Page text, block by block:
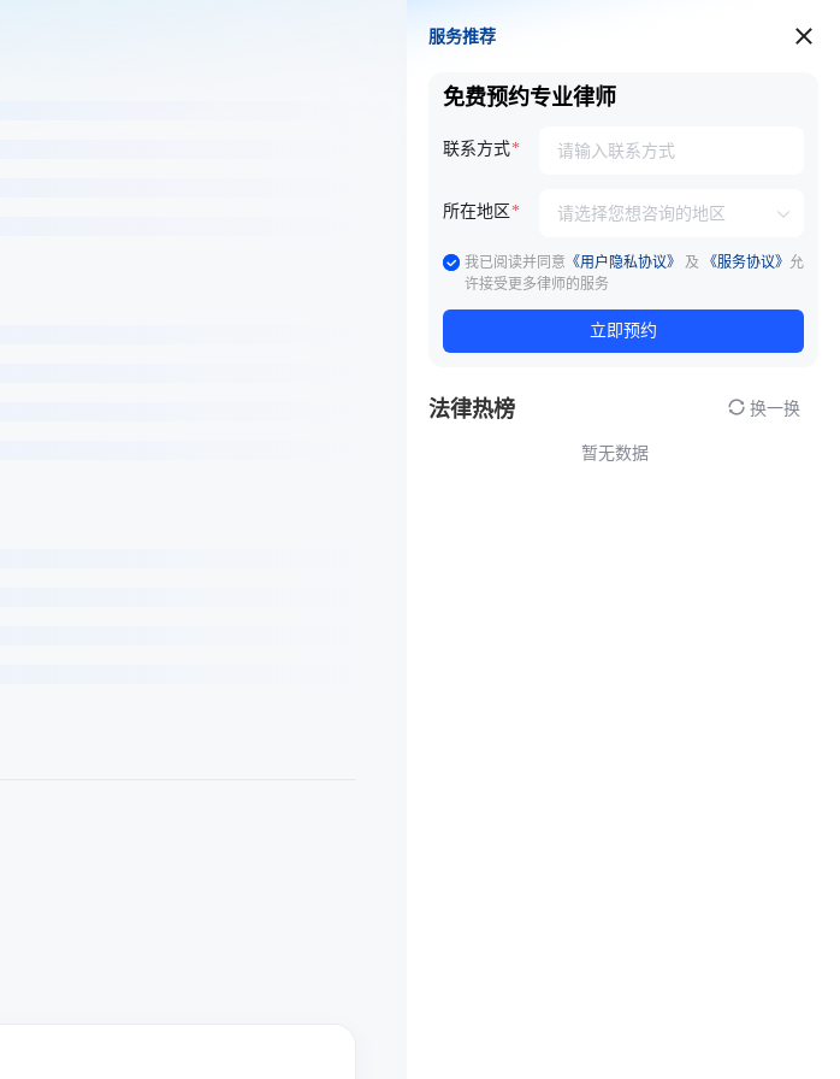
服务推荐
服务推荐
免费预约专业律师
联系方式
所在地区
我已阅读并同意 《用户隐私协议》 及 《服务协议》 允
许接受更多律师的服务
立即预约
法律热榜 换一换
暂无数据